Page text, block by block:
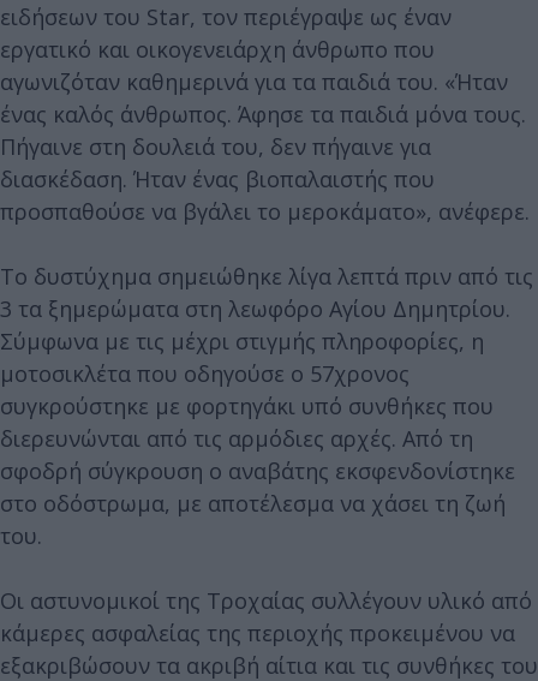
ειδήσεων του Star, τον περιέγραψε ως έναν
εργατικό και οικογενειάρχη άνθρωπο που
αγωνιζόταν καθημερινά για τα παιδιά του. «Ήταν
ένας καλός άνθρωπος. Άφησε τα παιδιά μόνα τους.
Πήγαινε στη δουλειά του, δεν πήγαινε για
διασκέδαση. Ήταν ένας βιοπαλαιστής που
προσπαθούσε να βγάλει το μεροκάματο», ανέφερε.
Το δυστύχημα σημειώθηκε λίγα λεπτά πριν από τις
3 τα ξημερώματα στη λεωφόρο Αγίου Δημητρίου.
Σύμφωνα με τις μέχρι στιγμής πληροφορίες, η
μοτοσικλέτα που οδηγούσε ο 57χρονος
συγκρούστηκε με φορτηγάκι υπό συνθήκες που
διερευνώνται από τις αρμόδιες αρχές. Από τη
σφοδρή σύγκρουση ο αναβάτης εκσφενδονίστηκε
στο οδόστρωμα, με αποτέλεσμα να χάσει τη ζωή
του.
Οι αστυνομικοί της Τροχαίας συλλέγουν υλικό από
κάμερες ασφαλείας της περιοχής προκειμένου να
εξακριβώσουν τα ακριβή αίτια και τις συνθήκες του